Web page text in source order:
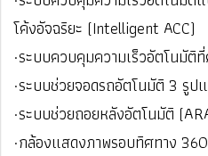
โค้งอัจฉริยะ (Intelligent ACC)
·ระบบควบคุมความเร็วอัตโนมัติ
·ระบบช่วยจอดรถอัตโนมัติ 3 รูป
·ระบบช่วยถอยหลังอัตโนมัติ
·กล้องแสดงภาพรอบทิศทาง